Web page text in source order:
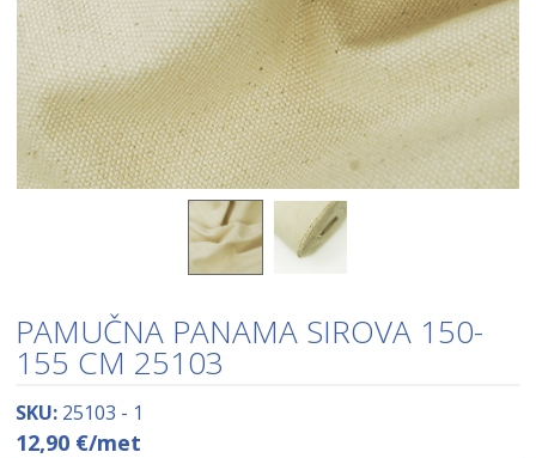
PAMUČNA PANAMA SIROVA 150-
155 CM 25103
SKU: 25103 - 1
12,90 €/met